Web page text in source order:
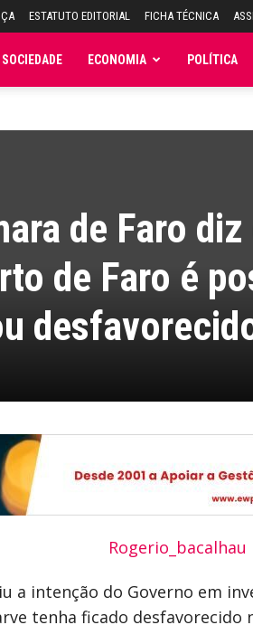
ESTATUTO EDITORIAL FICHA TÉCNICA
SOCIEDADE ECONOMIA POLÍTICA
de Faro diz
de Faro é
a intenção do Governo em
tenha ficado